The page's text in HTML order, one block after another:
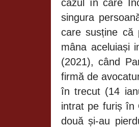
cazul în care
singura
care susține că
mâna aceluiași
(2021), când
firmă de
în trecut (14
intrat pe furiș în
două și-au